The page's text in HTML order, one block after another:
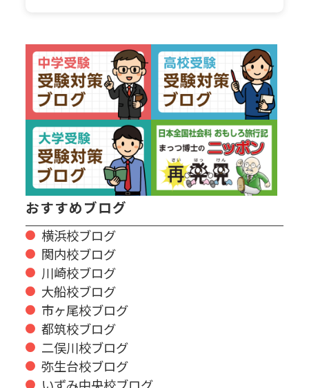
おすすめブログ
横浜校ブログ
関内校ブログ
川崎校ブログ
大船校ブログ
市ヶ尾校ブログ
都筑校ブログ
二俣川校ブログ
弥生台校ブログ